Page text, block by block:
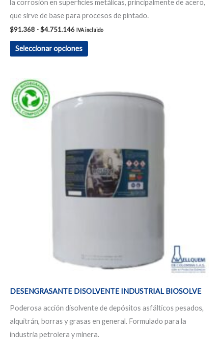
la corrosión en superficies metálicas, principalmente de acero,
que sirve de base para procesos de pintado.
$91.368 -$4.751.146 IVA incluido
Seleccionar opciones
DESENGRASANTE DISOLVENTE INDUSTRIAL BIOSOLVE
Poderosa acción disolvente de depósitos asfálticos pesados,
alquitrán, borras y grasas en general. Formulado para la
industria petrolera y minera.
precios:
desde
producto
Las
opciones
se
pueden
producto